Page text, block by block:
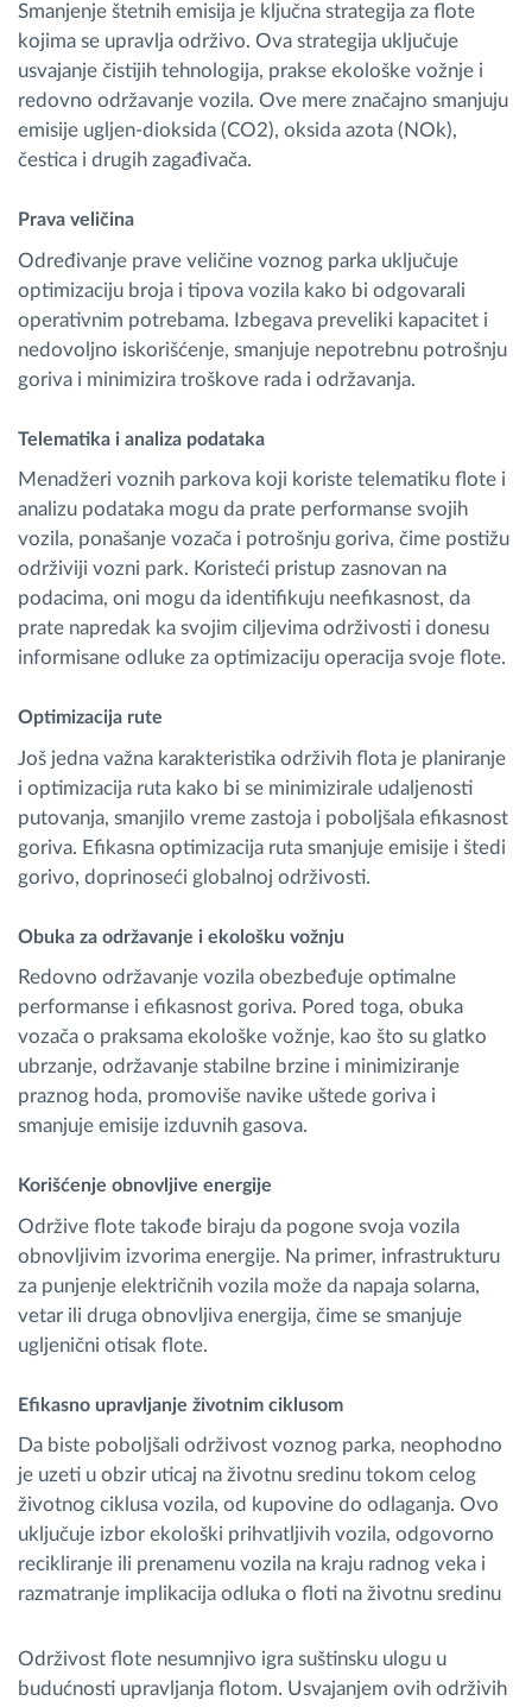
Smanjenje štetnih emisija je ključna strategija za flote
kojima se upravlja održivo. Ova strategija uključuje
usvajanje čistijih tehnologija, prakse ekološke vožnje i
redovno održavanje vozila. Ove mere značajno smanjuju
emisije ugljen-dioksida (CO2), oksida azota (NOk),
čestica i drugih zagađivača.
Prava veličina
Određivanje prave veličine voznog parka uključuje
optimizaciju broja i tipova vozila kako bi odgovarali
operativnim potrebama. Izbegava preveliki kapacitet i
nedovoljno iskorišćenje, smanjuje nepotrebnu potrošnju
goriva i minimizira troškove rada i održavanja.
Telematika i analiza podataka
Menadžeri voznih parkova koji koriste telematiku flote i
analizu podataka mogu da prate performanse svojih
vozila, ponašanje vozača i potrošnju goriva, čime postižu
održiviji vozni park. Koristeći pristup zasnovan na
podacima, oni mogu da identifikuju neefikasnost, da
prate napredak ka svojim ciljevima održivosti i donesu
informisane odluke za optimizaciju operacija svoje flote.
Optimizacija rute
Još jedna važna karakteristika održivih flota je planiranje
i optimizacija ruta kako bi se minimizirale udaljenosti
putovanja, smanjilo vreme zastoja i poboljšala efikasnost
goriva. Efikasna optimizacija ruta smanjuje emisije i štedi
gorivo, doprinoseći globalnoj održivosti.
Obuka za održavanje i ekološku vožnju
Redovno održavanje vozila obezbeđuje optimalne
performanse i efikasnost goriva. Pored toga, obuka
vozača o praksama ekološke vožnje, kao što su glatko
ubrzanje, održavanje stabilne brzine i minimiziranje
praznog hoda, promoviše navike uštede goriva i
smanjuje emisije izduvnih gasova.
Korišćenje obnovljive energije
Održive flote takođe biraju da pogone svoja vozila
obnovljivim izvorima energije. Na primer, infrastrukturu
za punjenje električnih vozila može da napaja solarna,
vetar ili druga obnovljiva energija, čime se smanjuje
ugljenični otisak flote.
Efikasno upravljanje životnim ciklusom
Da biste poboljšali održivost voznog parka, neophodno
je uzeti u obzir uticaj na životnu sredinu tokom celog
životnog ciklusa vozila, od kupovine do odlaganja. Ovo
uključuje izbor ekološki prihvatljivih vozila, odgovorno
recikliranje ili prenamenu vozila na kraju radnog veka i
razmatranje implikacija odluka o floti na životnu sredinu
Održivost flote nesumnjivo igra suštinsku ulogu u
budućnosti upravljanja flotom. Usvajanjem ovih održivih